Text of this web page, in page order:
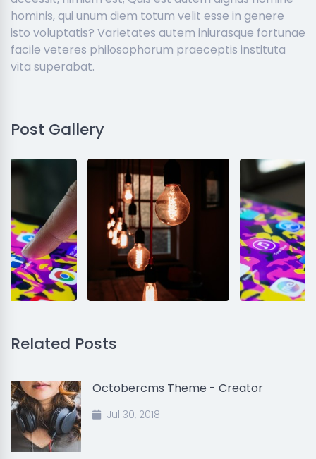
hominis, qui unum diem totum velit esse in genere
isto voluptatis? Varietates autem iniurasque fortunae
facile veteres philosophorum praeceptis instituta
vita superabat.
Post Gallery
Related Posts
Octobercms Theme - Creator
Jul 30, 2018